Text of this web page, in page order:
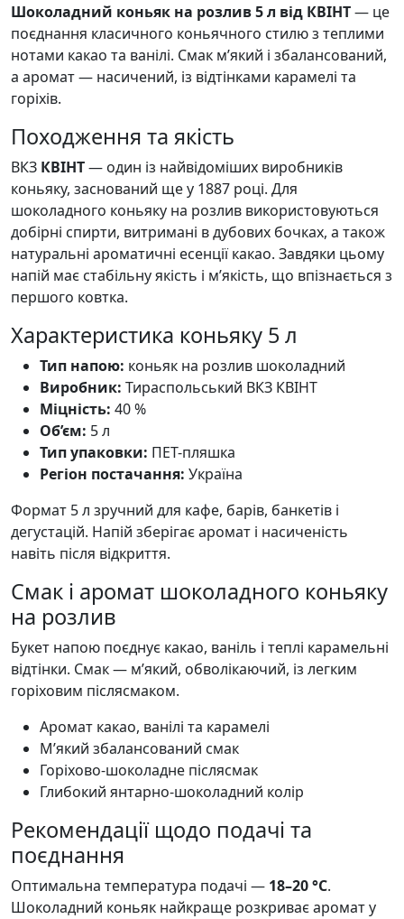
Шоколадний коньяк на розлив 5 л від КВІНТ— це
поєднання класичного коньячного стилю з теплими
нотами какао та ванілі. Смак м’який і збалансований,
а аромат — насичений, із відтінками карамелі та
горіхів.
Походження та якість
ВКЗ КВІНТ— один із найвідоміших виробників
коньяку, заснований ще у 1887 році. Для
шоколадного коньяку на розлив використовуються
добірні спирти, витримані в дубових бочках, а також
натуральні ароматичні есенції какао. Завдяки цьому
напій має стабільну якість і м’якість, що впізнається з
першого ковтка.
Характеристика коньяку 5 л
Тип напою: коньяк на розлив шоколадний
Виробник: Тираспольський ВКЗ КВІНТ
Міцність: 40 %
Об’єм: 5 л
Тип упаковки: ПЕТ-пляшка
Регіон постачання: Україна
Формат 5 л зручний для кафе, барів, банкетів і
дегустацій. Напій зберігає аромат і насиченість
навіть після відкриття.
Смак і аромат шоколадного коньяку
на розлив
Букет напою поєднує какао, ваніль і теплі карамельні
відтінки. Смак — м’який, обволікаючий, із легким
горіховим післясмаком.
Аромат какао, ванілі та карамелі
М’який збалансований смак
Горіхово-шоколадне післясмак
Глибокий янтарно-шоколадний колір
Рекомендації щодо подачі та
поєднання
Оптимальна температура подачі — 18–20 °C.
Шоколадний коньяк найкраще розкриває аромат у